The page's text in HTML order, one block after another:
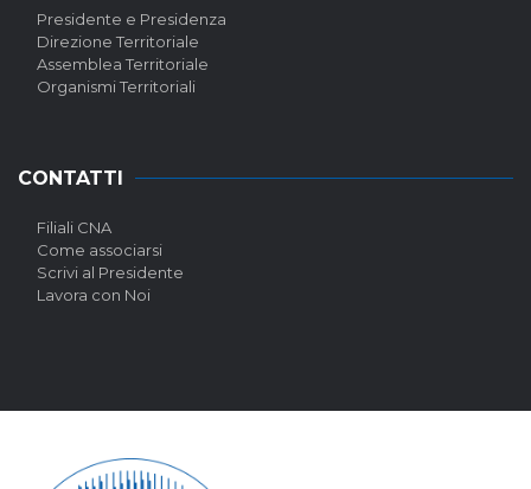
Presidente e Presidenza
Direzione Territoriale
Assemblea Territoriale
Organismi Territoriali
CONTATTI
Filiali CNA
Come associarsi
Scrivi al Presidente
Lavora con Noi